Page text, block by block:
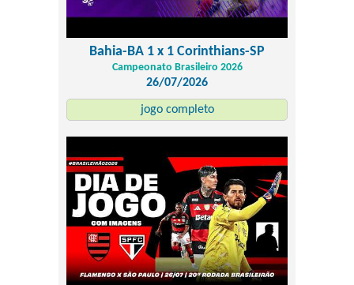
Bahia-BA 1 x 1 Corinthians-SP
Campeonato Brasileiro 2026
26/07/2026
jogo completo